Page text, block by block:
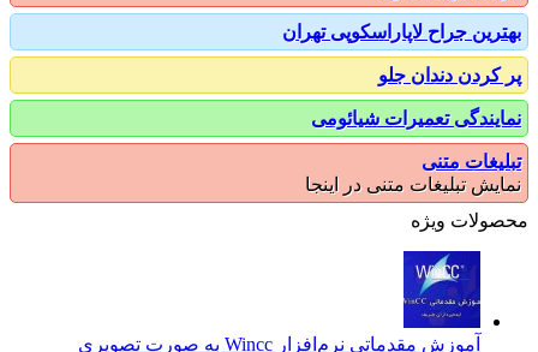
جراح لاپاراسکوپی تهران
دندان جلو
تعمیرات شیائومی
متنی
تبلیغات متنی در اینجا
ویژه
آموزش مقدماتی نرم‌افزار Wincc به صورت تصویری